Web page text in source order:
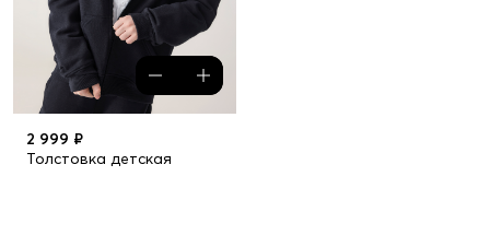
2 999 ₽
Толстовка детская